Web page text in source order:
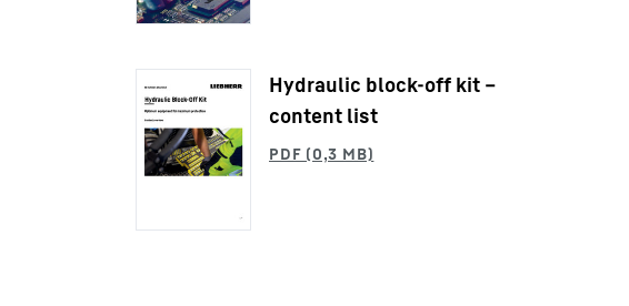
Hydraulic block-off kit –
content list